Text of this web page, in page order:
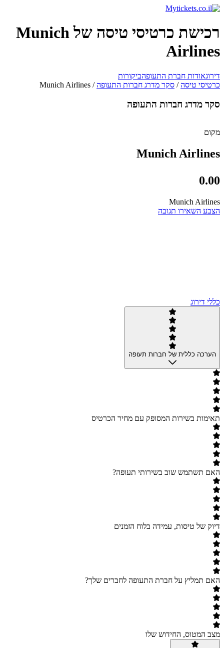
רכישת כרטיסי טיסה של Munich
Airlines
דירוגאודות חברת התעופהביקורות
כרטיסי טיסה/ סקר מדרג חברות התעופה/
Munich Airlines
סקר מדרג חברות התעופה
מקום
Munich Airlines
0.00
Munich Airlines
הצבע השאירו תגובה
כללי דירוג
הערכה כללית של חברות תעופה
תאימות בשירות המסופק עם מחיר הכרטיס
האם תשתמש שוב בשירותי תעופה?
דיוק של טיסות, עמידה בלוח הזמנים
האם תמליץ על חברת התעופה לחברים שלך?
מצב המטוס, החידוש שלו